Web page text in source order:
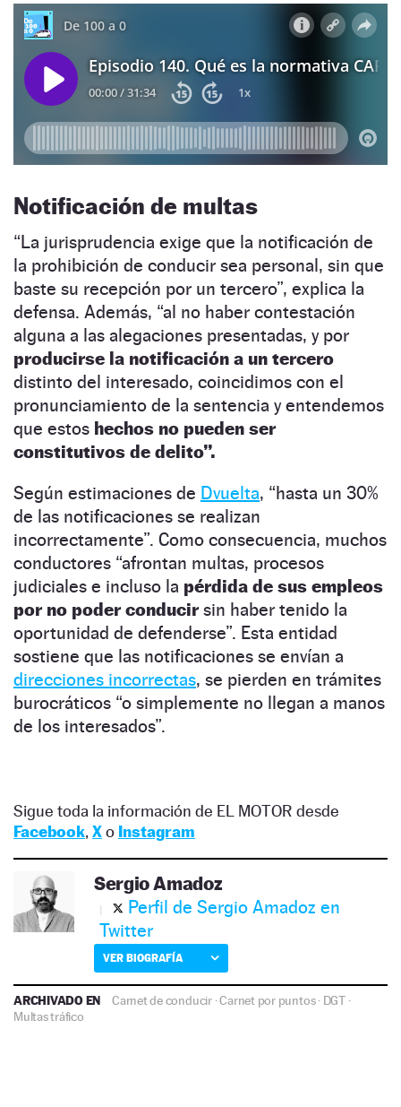
Notificación de multas
“La jurisprudencia exige que la notificación de
la prohibición de conducir sea personal, sin que
baste su recepción por un tercero”, explica la
defensa. Además, “al no haber contestación
alguna a las alegaciones presentadas, y por
producirse la notificación a un tercero
distinto del interesado, coincidimos con el
pronunciamiento de la sentencia y entendemos
que estos hechos no pueden ser
constitutivos de delito”.
Según estimaciones de Dvuelta, “hasta un 30%
de las notificaciones se realizan
incorrectamente”. Como consecuencia, muchos
conductores “afrontan multas, procesos
judiciales e incluso la pérdida de sus empleos
por no poder conducirsin haber tenido la
oportunidad de defenderse”. Esta entidad
sostiene que las notificaciones se envían a
direcciones incorrectas, se pierden en trámites
burocráticos “o simplemente no llegan a manos
de los interesados”.
Sigue toda la información de EL MOTOR desde
Facebook, Xo Instagram
Sergio Amadoz
Perfil de Sergio Amadoz en
Twitter
VER BIOGRAFÍA
ARCHIVADO EN Carnet de conducir·Carnet por puntos· DGT·
Multas tráfico